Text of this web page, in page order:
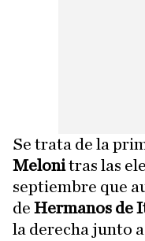
Se trata de la
Melonitras las
septiembre que
de Hermanos de
la derecha junto